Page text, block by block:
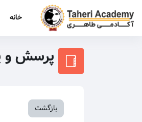
خانه
پرسش و
بازگشت